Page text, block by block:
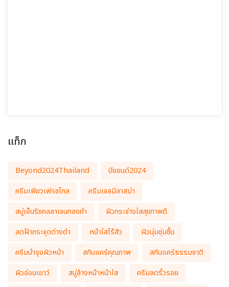
แท็ก
Beyond2024Thailand
บียอนด์2024
ครีมเพียวเฟรชโกล
ครีมเจลมีลาสม่า
สบู่เอ็นริชคลลาเจนทองคำ
ผิวกระจ่างใสสุขภาพดี
ลดฝ้ากระจุดด่างดำ
หน้าใสไร้สิว
ผิวนุ่มชุ่มชื้น
ครีมบำรุงผิวหน้า
สกินแคร์คุณภาพ
สกินแคร์ธรรมชาติ
ผิวอ่อนเยาว์
สบู่ล้างหน้าหน้าใส
ครีมลดริ้วรอย